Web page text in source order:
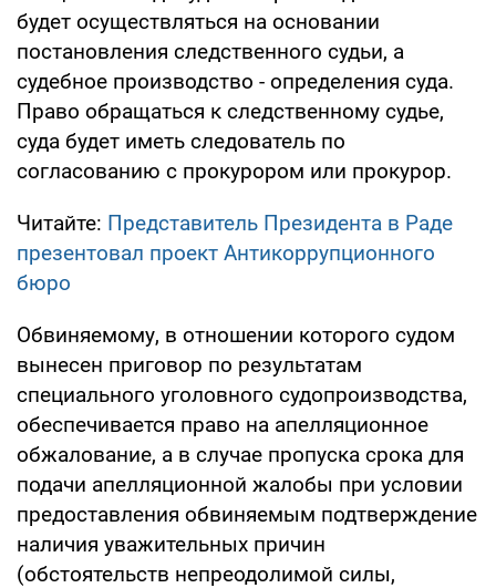
будет осуществляться на основании
постановления следственного судьи, а
судебное производство - определения суда.
Право обращаться к следственному судье,
суда будет иметь следователь по
согласованию с прокурором или прокурор.
Читайте: Представитель Президента в Раде
презентовал проект Антикоррупционного
бюро
Обвиняемому, в отношении которого судом
вынесен приговор по результатам
специального уголовного судопроизводства,
обеспечивается право на апелляционное
обжалование, а в случае пропуска срока для
подачи апелляционной жалобы при условии
предоставления обвиняемым подтверждение
наличия уважительных причин
(обстоятельств непреодолимой силы,